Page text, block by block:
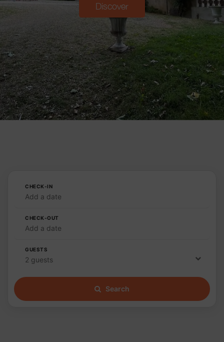
Discover
CHECK-IN
Add a date
CHECK-OUT
Add a date
GUESTS
2 guests
Search